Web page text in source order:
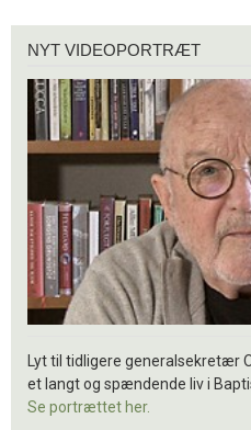
videoportræt
NYT VIDEOPORTRÆT
Lyt til tidligere generalsekretær
et langt og spændende liv i
Se portrættet her.